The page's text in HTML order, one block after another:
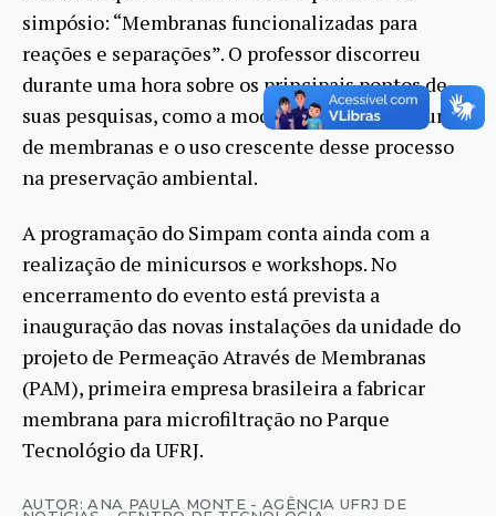
simpósio: “Membranas funcionalizadas para
reações e separações”. O professor discorreu
durante uma hora sobre os principais pontos de
suas pesquisas, como a modificação de estruturas
de membranas e o uso crescente desse processo
na preservação ambiental.
A programação do Simpam conta ainda com a
realização de minicursos e workshops. No
encerramento do evento está prevista a
inauguração das novas instalações da unidade do
projeto de Permeação Através de Membranas
(PAM), primeira empresa brasileira a fabricar
membrana para microfiltração no Parque
Tecnológio da UFRJ.
AUTOR: ANA PAULA MONTE - AGÊNCIA UFRJ DE